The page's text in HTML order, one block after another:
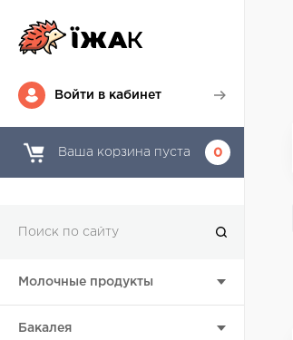
Войти в кабинет
Ваша корзина пуста 0
Молочные продукты
Бакалея